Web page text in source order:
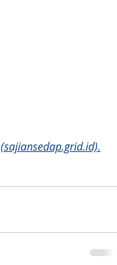
(sajiansedap.grid.id).